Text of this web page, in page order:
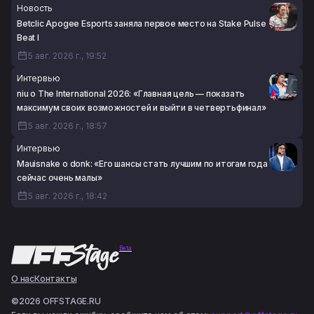
Новость
Betclic Apogee Esports заняла первое место на Stake Pulse
Beat I
5 авг. 2026 г., 19:52
Интервью
niu о The International 2026: «Главная цель — показать
максимум своих возможностей и выйти в четвертьфинал»
5 авг. 2026 г., 18:57
Интервью
Mauisnake о donk: «Его шансы стать лучшим по итогам года
сейчас очень малы»
5 авг. 2026 г., 18:42
Beta
О насКонтакты
©2026 OFFSTAGE.RU